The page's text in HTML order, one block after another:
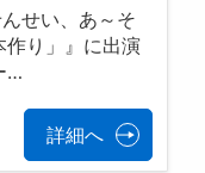
せい、あ～そ
作り」』に出演
…
詳細へ